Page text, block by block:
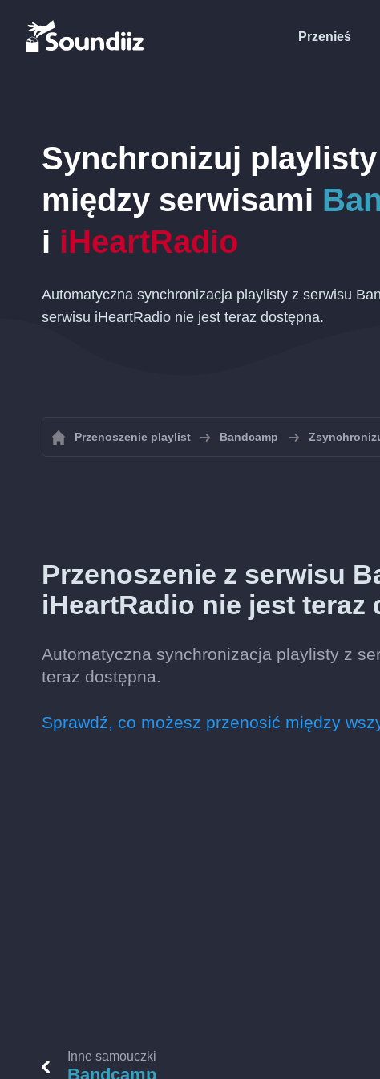
Przenieś
Synchronizuj playlisty
między serwisami
i iHeartRadio
Automatyczna synchronizacja playlisty z serwisu
serwisu iHeartRadio nie jest teraz dostępna.
Przenoszenie playlist Bandcamp
Przenoszenie z serwisu
iHeartRadio nie jest teraz
Automatyczna synchronizacja playlisty z
teraz dostępna.
Sprawdź, co możesz przenosić między
Inne samouczki
Bandcamp